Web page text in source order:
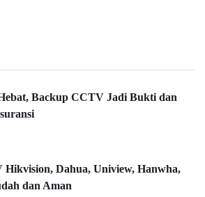
Backup CCTV Jadi Bukti dan
Dahua, Uniview, Hanwha,
dan Aman